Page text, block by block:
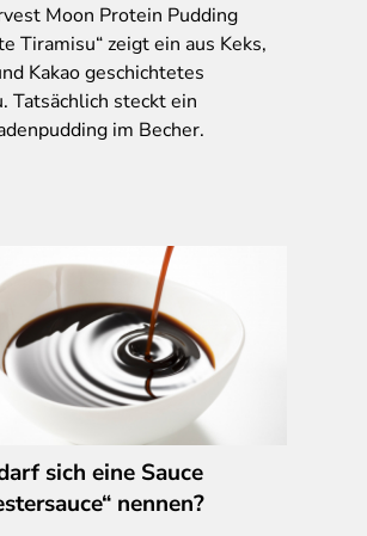
Moon Protein Pudding
Tiramisu“ zeigt ein aus Keks,
Kakao geschichtetes
Tatsächlich steckt ein
im Becher.
sich eine Sauce
nennen?